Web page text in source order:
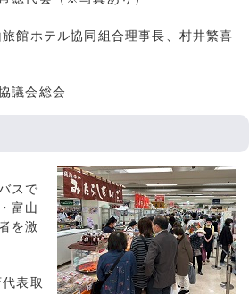
館ホテル協同組合理事長、村井繁喜
議会総会
スで
富山
を激
表取